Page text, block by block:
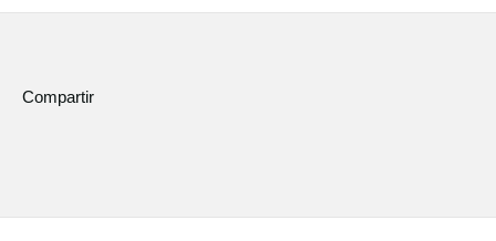
Compartir